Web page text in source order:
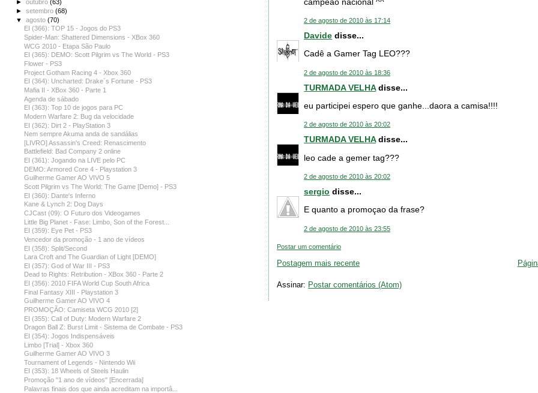
2 de agosto de 2010 às 17:14
Davide disse...
Cadê a Gamer Tag LEO???
2 de agosto de 2010 às 18:36
TURMADA VELHAdisse...
eu participei espero que ganhe...daora a camisa!!!!
2 de agosto de 2010 às 20:02
TURMADA VELHAdisse...
leo cade a gemer tag???
2 de agosto de 2010 às 20:02
sergio disse...
E quanto a promoçao da frase?
2 de agosto de 2010 às 23:55
Postar um comentário
Postagem mais recente
Assinar: Postar comentários (Atom)
►outubro(63)
►setembro(68)
▼agosto(70)
EI (366): TOP 15 - Jogos do PS3
Spider-Man: Shattered Dimensions - XBox 360
WCG 2010 - Etapa São Paulo
EI (365): DEMO: Scott Pilgrim vs The World - PS3
Flower - PS3
Project Gotham Racing 4 - Xbox 360
EI (364): Uncharted: Drake´s Fortune - PS3
Mafia II - XBox 360 - Parte 1
Agenda de sábado
EI (363): Top 10 de jogos para PC
Modern Warfare 2: Bug da velocidade
EI (362): Dirt 2 - PlayStation 3
Nem sempre Akuma anda de sandálias
[LIVRO] Assassin's Creed: Renascimento
Battlefield: Bad Company 2 online
EI (361): Jogando na LIVE pelo PC
DEMO: Armored Core 4 - Playstation 3
Guilherme Gamer AO VIVO 5
Scott Pilgrim vs The World: The Game [Demo] - PS3
EI (360): Dante's Inferno
Kane & Lynch 2: Dog Days
CJCast (09): O Futuro dos Videogames
Little Big Planet - Fase: Limbo, Son of the Forest...
EI (359): Eye Pet - PS3
Vencedor da promoção - 1 ano de vídeos
EI (358): Split/Second
Lara Croft and The Guardian of Light [DEMO]
EI (357): God of War III - PS3
Dead to Rights: Retribution - XBox 360 - Parte 2
EI (356): 2010 FIFA World Cup South Africa
Final Fantasy XIII - Playstation 3
Guilherme Gamer AO VIVO 4
PROMOÇÃO: Camiseta WCG 2010 [2]
EI (355): Call of Duty: Modern Warfare 2
Dragon Ball Z: Burst Limit - Sistema de Combate - PS3
EI (354): Jogos Indispensáveis
Limbo [Trial] - Xbox 360
Guilherme Gamer AO VIVO 3
Tournament of Legends - Nintendo Wii
EI (353): 18 Wheels of Steels Haulin
Promoção "1 ano de vídeos" [Encerrada]
Palavras finais dos que ainda acreditam na importâ...